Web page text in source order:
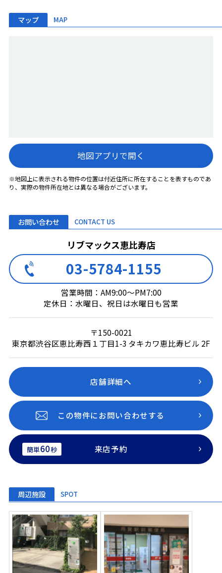
マップ MAP
地図アプリで開く
※地図上に表示される物件の位置は付近住所に所在することを表すものであ
り、実際の物件所在地とは異なる場合がございます。
お問い合わせ CONTACT US
リブマックス恵比寿店
03-5784-1155
営業時間：AM9:00～PM7:00
定休日：水曜日、祝日は水曜日も営業
〒150-0021
東京都渋谷区恵比寿西１丁目1-3 タキカワ恵比寿ビル 2F
店舗詳細へ
この物件にお問い合わせする
簡単60秒 来店予約
周辺施設 SPOT